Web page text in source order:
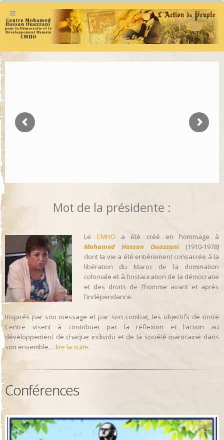
Mot de la présidente :
Le CMHO a été créé en hommage à
Mohamed Hassan Ouazzani (1910-1978)
dont la vie a été entièrement consacrée à la
libération du Maroc de la domination
coloniale et à l’instauration de la démocratie
et des droits de l’homme avant et après
l’indépendance.
Inspirés par son message et par son combat, les objectifs de notre
Centre visent à contribuer par la réflexion et l’action au
développement de chaque individu et de la société marocaine dans
son ensemble… lire la suite.
Conférences